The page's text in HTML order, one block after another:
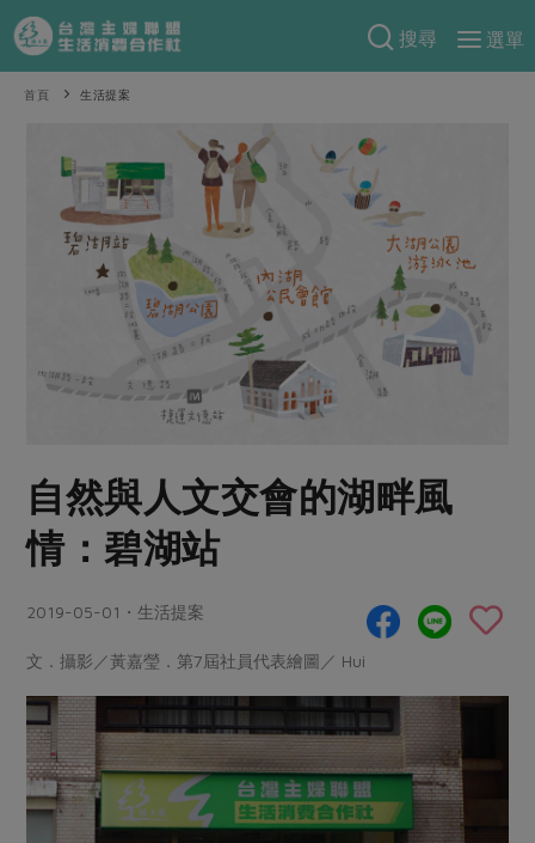
搜尋
選單
產品分類
一籃菜
芽苗類 蕈菇類
奶蛋豆・五穀
蛋 乳製品
米麵雜糧
肉品・水產
畜產肉類
調理食材・點心
調味醬料/南北貨 烘焙
休閒零嘴 沖泡飲品
保健食品
海鮮
蛋料理
醬料
湯品．鍋物
漬物
涼拌沙拉
特別企畫
預購活動
把最好的台灣味帶回家！
防災用品預購圓滿結束
2026年端午節預購圓滿結束
當季產品
合作25-經典快閃最後一週
合作25-精選產品第四彈
合作25-精選產品第三彈
更多當季產品
議題活動
主婦聯盟X樂齡網特約優惠案
綠主張
主婦食堂 一籃菜真心話
合作聯合國
樂齡生活 親子食育
廚房瑜伽
關注議題
減硝酸鹽 惜食
非基改運動 支持本土農糧
廢核運動 能源議題
減添加物 減塑減廢
食農教育
關於合作社
認識合作社
合作社組織
員工與求才
產品檢驗
自主把關
檢驗報告
硝酸鹽檢驗
社員權益
重要公告
首頁 生活提案
自然與人文交會的湖畔風
情：碧湖站
2019-05-01・生活提案
文．攝影／黃嘉瑩．第7屆社員代表繪圖／ Hui